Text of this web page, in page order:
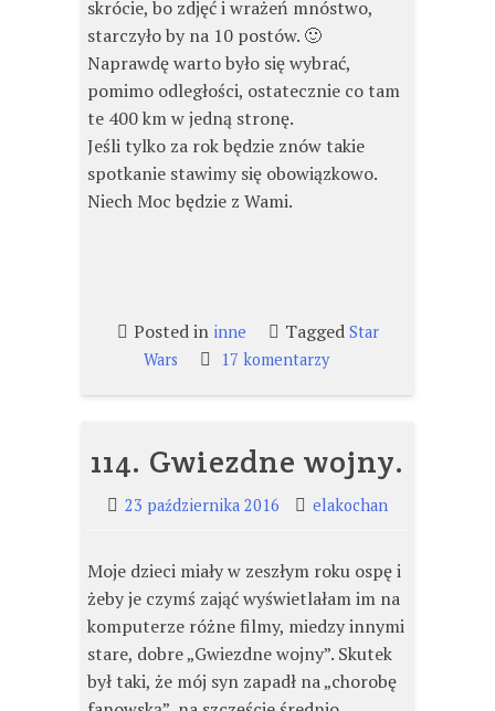
skrócie, bo zdjęć i wrażeń mnóstwo,
starczyło by na 10 postów. 🙂
Naprawdę warto było się wybrać,
pomimo odległości, ostatecznie co tam
te 400 km w jedną stronę.
Jeśli tylko za rok będzie znów takie
spotkanie stawimy się obowiązkowo.
Niech Moc będzie z Wami.
Posted in inne Tagged Star
Wars
17 komentarzydo
Day
Częstochowa
114. Gwiezdne wojny.
23 października 2016 elakochan
Moje dzieci miały w zeszłym roku ospę i
żeby je czymś zająć wyświetlałam im na
komputerze różne filmy, miedzy innymi
stare, dobre „Gwiezdne wojny”. Skutek
był taki, że mój syn zapadł na „chorobę